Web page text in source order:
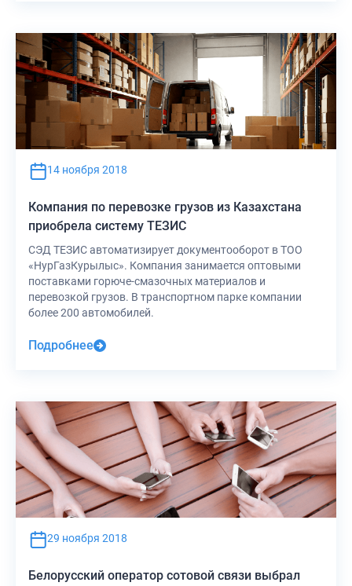
14 ноября 2018
Компания по перевозке грузов из Казахстана
приобрела систему ТЕЗИС
СЭД ТЕЗИС автоматизирует документооборот в ТОО
«НурГазКурылыс». Компания занимается оптовыми
поставками горюче-смазочных материалов и
перевозкой грузов. В транспортном парке компании
более 200 автомобилей.
Подробнее
29 ноября 2018
Белорусский оператор сотовой связи выбрал